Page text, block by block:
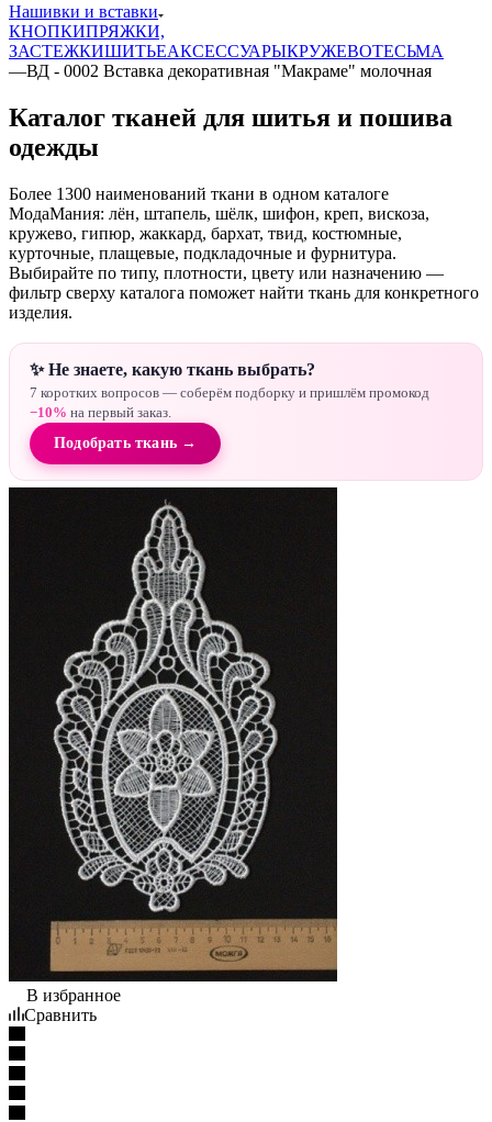
Нашивки и вставки
КНОПКИПРЯЖКИ,
ЗАСТЕЖКИШИТЬЕАКСЕССУАРЫКРУЖЕВОТЕСЬМА
—ВД - 0002 Вставка декоративная "Макраме" молочная
Каталог тканей для шитья и пошива
одежды
Более 1300 наименований ткани в одном каталоге
МодаМания: лён, штапель, шёлк, шифон, креп, вискоза,
кружево, гипюр, жаккард, бархат, твид, костюмные,
курточные, плащевые, подкладочные и фурнитура.
Выбирайте по типу, плотности, цвету или назначению —
фильтр сверху каталога поможет найти ткань для конкретного
изделия.
✨ Не знаете, какую ткань выбрать?
7 коротких вопросов — соберём подборку и пришлём промокод
−10% на первый заказ.
Подобрать ткань →
В избранное
Сравнить